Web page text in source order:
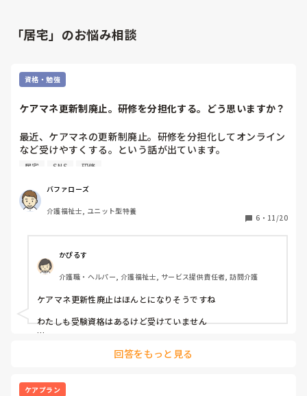
「居宅」のお悩み相談
資格・勉強
ケアマネ更新制廃止。研修を分担化する。どう思いますか？
最近、ケアマネの更新制廃止。研修を分担化してオンライン
など受けやすくする。という話が出ています。
対する厳しさ、どうしようかな?と思っています。
ケアマネに限らず、仕事してお金もらう事は、どんな仕事で
も肉体的か精神的にしんどい、楽な仕事はないと思っていま
介護経験15年以上あるので、施設ケアマネなら、介護兼務ケ
アマネ、居宅は、家族と受け入れ先の板ばさみ、仲介役で
は?と思っています。
4年前に受けましたが不合格でした。
当時の受講票もつてるので、実務経験証明はいらないのです
が、もうすぐ期限きれそうなのでどうしようかな?と思って
居宅 SNS 研修
バファローズ
介護福祉士, ユニット型特養
6 ・ 11/20
かぴるす
介護職・ヘルパー, 介護福祉士, サービス提供責任者, 訪問介護
ケアマネ更新性廃止はほんとになりそうですね
わたしも受験資格はあるけど受けていません
結局その時代で何の仕事をしたいか、だと思います
回答をもっと見る
ケアプラン